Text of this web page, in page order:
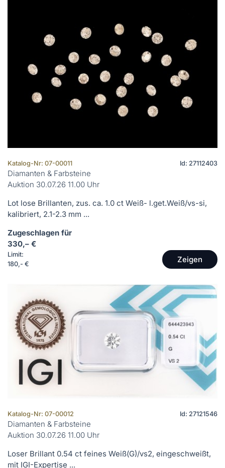
Katalog-Nr: 07-00011 Id: 27112403
Diamanten & Farbsteine
Auktion 30.07.26 11.00 Uhr
Lot lose Brillanten, zus. ca. 1.0 ct Weiß- l.get.Weiß/vs-si,
kalibriert, 2.1-2.3 mm ...
Zugeschlagen für
330,– €
Limit:
180,- €
Zeigen
Katalog-Nr: 07-00012 Id: 27121546
Diamanten & Farbsteine
Auktion 30.07.26 11.00 Uhr
Loser Brillant 0.54 ct feines Weiß(G)/vs2, eingeschweißt,
mit IGI-Expertise ...